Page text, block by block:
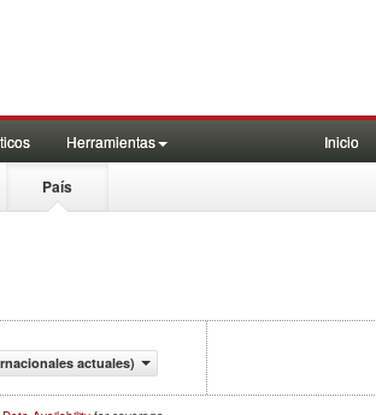
Herramientas Inicio
País
actuales)